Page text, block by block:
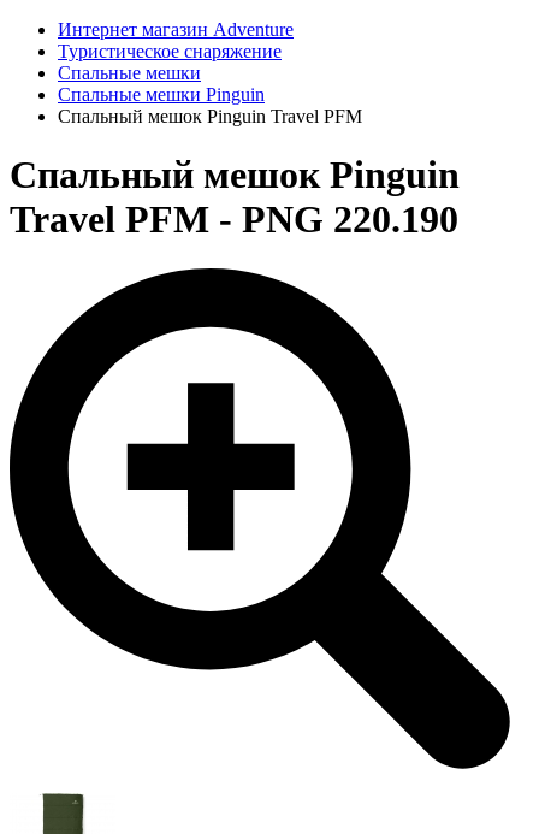
Интернет магазин Adventure
Туристическое снаряжение
Спальные мешки
Спальные мешки Pinguin
Спальный мешок Pinguin Travel PFM
Спальный мешок Pinguin
Travel PFM - PNG 220.190